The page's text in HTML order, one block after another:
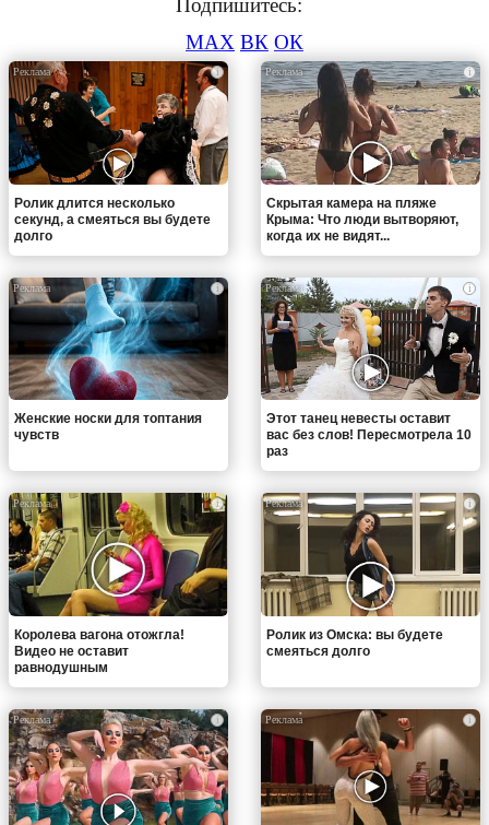
Подпишитесь:
MAX ВК ОК
i
Ролик длится несколько
секунд, а смеяться вы будете
долго
i
Скрытая камера на пляже
Крыма: Что люди вытворяют,
когда их не видят...
i
Женские носки для топтания
чувств
i
Этот танец невесты оставит
вас без слов! Пересмотрела 10
раз
i
Королева вагона отожгла!
Видео не оставит
равнодушным
i
Ролик из Омска: вы будете
смеяться долго
i i